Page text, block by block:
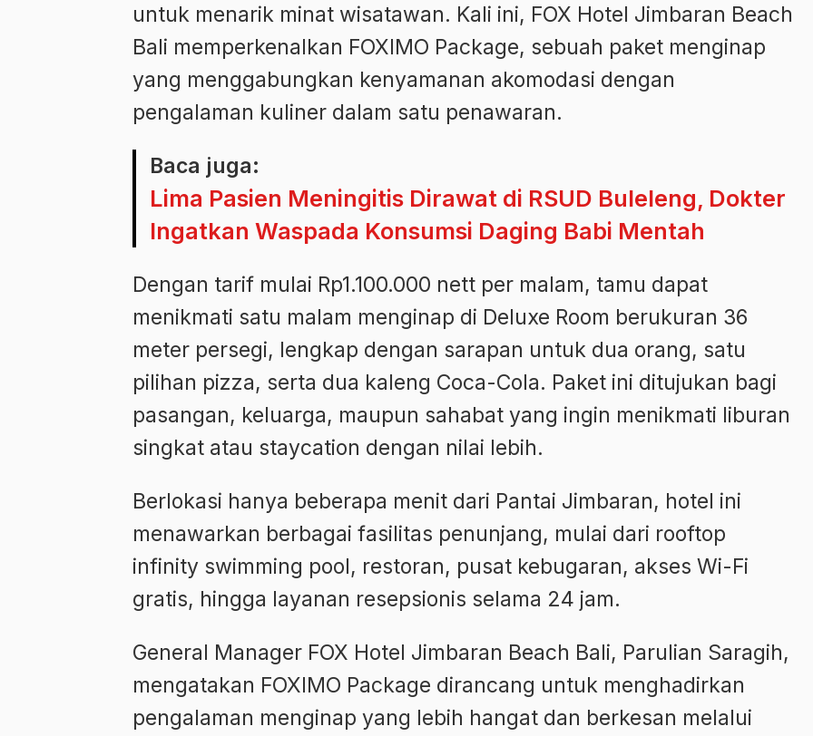
untuk menarik minat wisatawan. Kali ini, FOX Hotel Jimbaran Beach
Bali memperkenalkan FOXIMO Package, sebuah paket menginap
yang menggabungkan kenyamanan akomodasi dengan
pengalaman kuliner dalam satu penawaran.
Baca juga:
Lima Pasien Meningitis Dirawat di RSUD Buleleng, Dokter
Ingatkan Waspada Konsumsi Daging Babi Mentah
Dengan tarif mulai Rp1.100.000 nett per malam, tamu dapat
menikmati satu malam menginap di Deluxe Room berukuran 36
meter persegi, lengkap dengan sarapan untuk dua orang, satu
pilihan pizza, serta dua kaleng Coca-Cola. Paket ini ditujukan bagi
pasangan, keluarga, maupun sahabat yang ingin menikmati liburan
singkat atau staycation dengan nilai lebih.
Berlokasi hanya beberapa menit dari Pantai Jimbaran, hotel ini
menawarkan berbagai fasilitas penunjang, mulai dari rooftop
infinity swimming pool, restoran, pusat kebugaran, akses Wi-Fi
gratis, hingga layanan resepsionis selama 24 jam.
General Manager FOX Hotel Jimbaran Beach Bali, Parulian Saragih,
mengatakan FOXIMO Package dirancang untuk menghadirkan
pengalaman menginap yang lebih hangat dan berkesan melalui